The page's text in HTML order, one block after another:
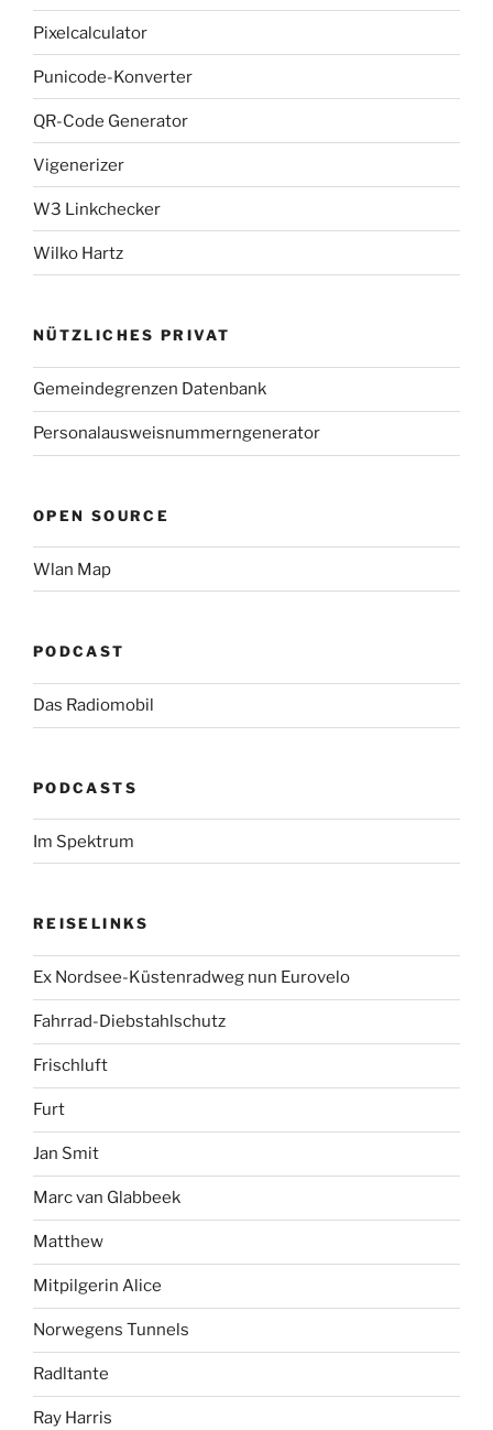
Pixelcalculator
Punicode-Konverter
QR-Code Generator
Vigenerizer
W3 Linkchecker
Wilko Hartz
NÜTZLICHES PRIVAT
Gemeindegrenzen Datenbank
Personalausweisnummerngenerator
OPEN SOURCE
Wlan Map
PODCAST
Das Radiomobil
PODCASTS
Im Spektrum
REISELINKS
Ex Nordsee-Küstenradweg nun Eurovelo
Fahrrad-Diebstahlschutz
Frischluft
Furt
Jan Smit
Marc van Glabbeek
Matthew
Mitpilgerin Alice
Norwegens Tunnels
Radltante
Ray Harris